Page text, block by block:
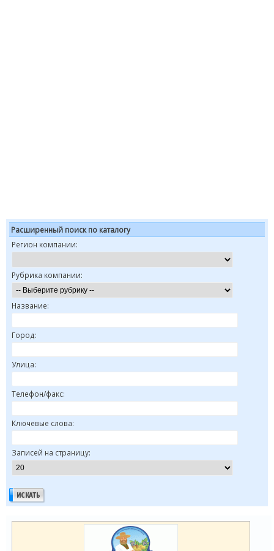
Расширенный поиск по каталогу
Регион компании:
Рубрика компании:
Название:
Город:
Улица:
Телефон/факс:
Ключевые слова:
Записей на страницу: